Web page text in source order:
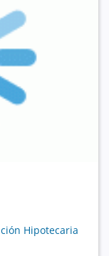
Hipotecaria